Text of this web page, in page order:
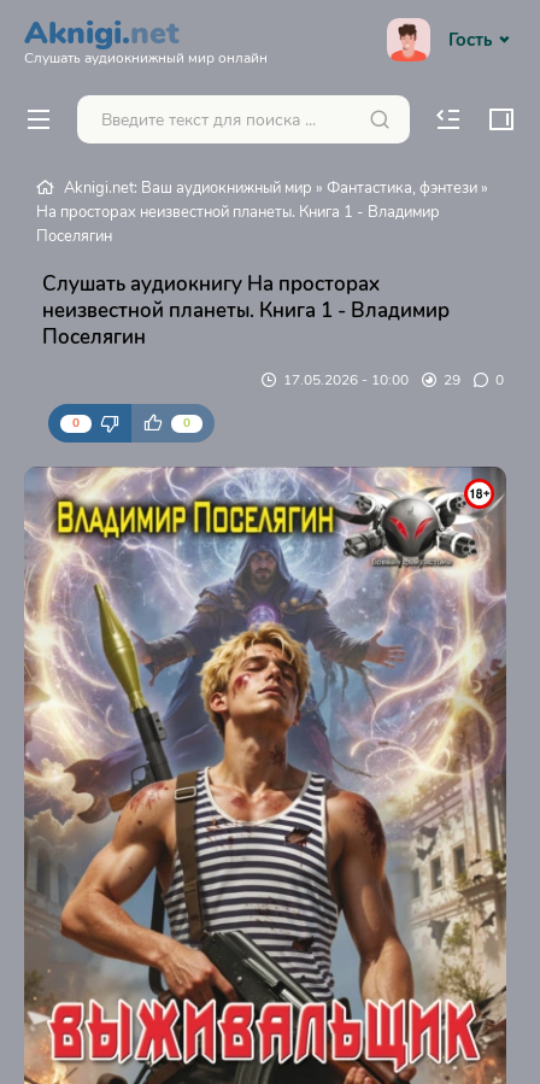
Aknigi.net
Слушать аудиокнижный мир онлайн
Гость
Aknigi.net: Ваш аудиокнижный мир » Фантастика, фэнтези »
На просторах неизвестной планеты. Книга 1 - Владимир
Поселягин
Слушать аудиокнигу На просторах
неизвестной планеты. Книга 1 - Владимир
Поселягин
17.05.2026 - 10:00 29 0
0 0